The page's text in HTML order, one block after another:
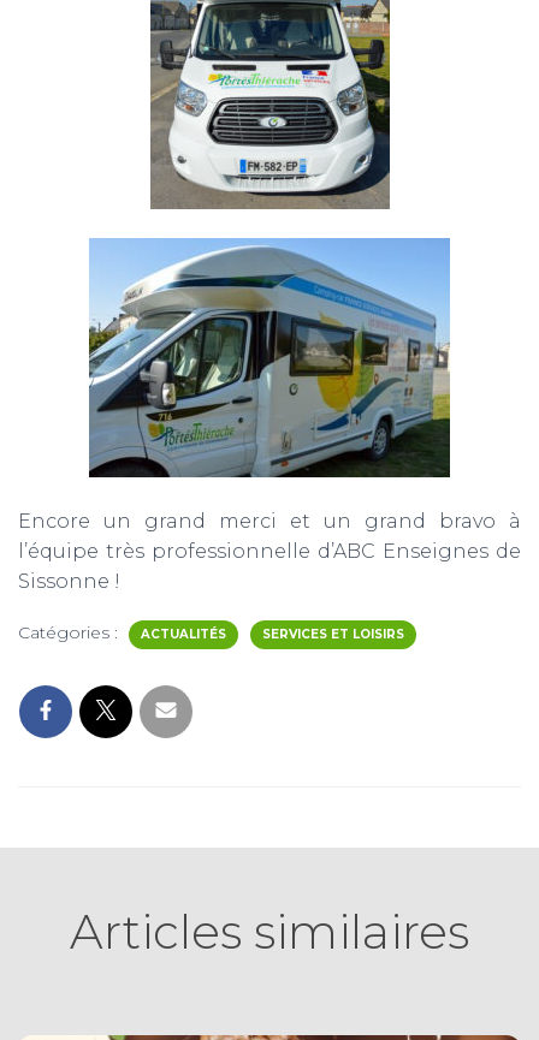
Encore un grand merci et un grand bravo à
l’équipe très professionnelle d’ABC Enseignes de
Sissonne !
Catégories : ACTUALITÉS SERVICES ET LOISIRS
Articles similaires